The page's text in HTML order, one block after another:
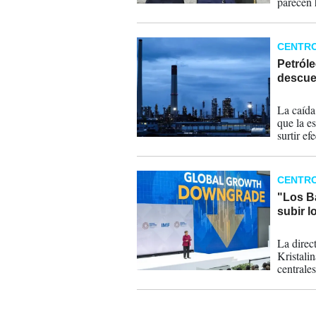
La
que la
surtir
tregua
"Los
subir
La